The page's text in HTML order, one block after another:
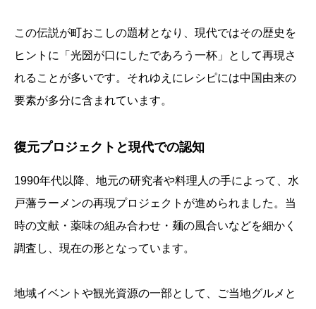
この伝説が町おこしの題材となり、現代ではその歴史を
ヒントに「光圀が口にしたであろう一杯」として再現さ
れることが多いです。それゆえにレシピには中国由来の
要素が多分に含まれています。
復元プロジェクトと現代での認知
1990年代以降、地元の研究者や料理人の手によって、水
戸藩ラーメンの再現プロジェクトが進められました。当
時の文献・薬味の組み合わせ・麺の風合いなどを細かく
調査し、現在の形となっています。
地域イベントや観光資源の一部として、ご当地グルメと